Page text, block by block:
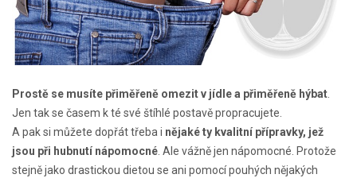
Prostě se musíte přiměřeně omezit v jídle a přiměřeně hýbat.
Jen tak se časem k té své štíhlé postavě propracujete.
A pak si můžete dopřát třeba i nějaké ty kvalitní přípravky, jež
jsou při hubnutí nápomocné. Ale vážně jen nápomocné. Protože
stejně jako drastickou dietou se ani pomocí pouhých nějakých